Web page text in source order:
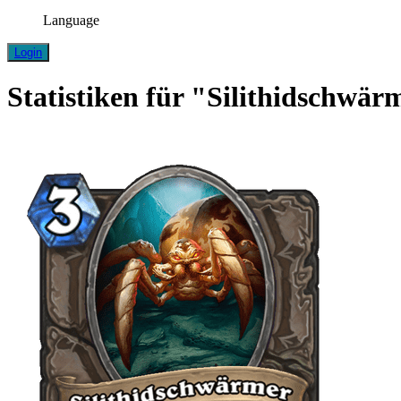
Language
Login
Statistiken für